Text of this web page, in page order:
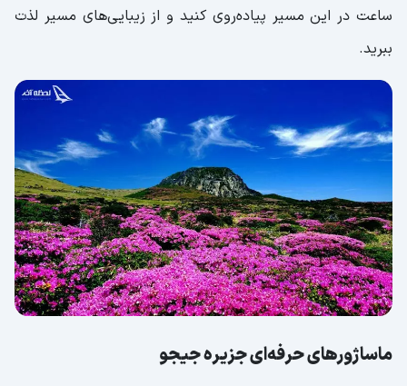
ساعت در این مسیر پیاده‌روی کنید و از زیبایی‌های مسیر لذت
ببرید.
ماساژورهای حرفه‌ای جزیره جیجو